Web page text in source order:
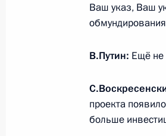
26 июля 2026 года
Разделы сайта
Президента
России
Ваш указ, Ваш
В.Путин: Ещё не
проекта
больше